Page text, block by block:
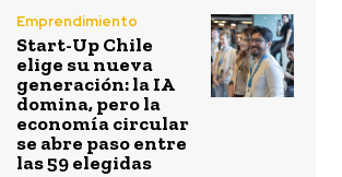
Emprendimiento
Start-Up Chile
elige su nueva
generación: la IA
domina, pero la
economía circular
se abre paso entre
las 59 elegidas